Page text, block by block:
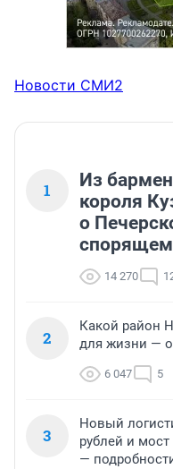
Новости СМИ2
1
Из
короля
о
спорящем
14 270
2
Какой район
для жизни —
6 047 5
3
Новый
рублей и мост
—